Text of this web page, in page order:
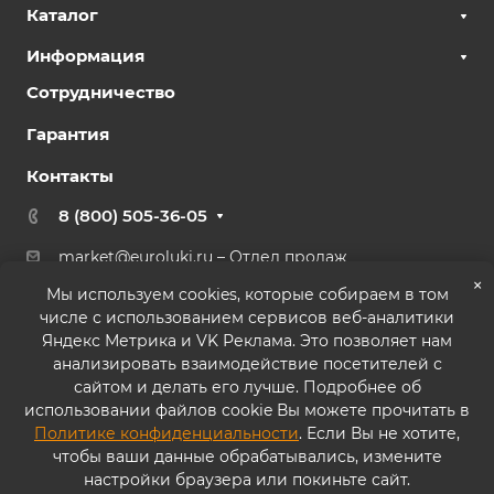
Каталог
Информация
Сотрудничество
Гарантия
Контакты
8 (800) 505-36-05
market@euroluki.ru – Отдел продаж
г. Москва, ул. Генерала Белова, 43 к2, офис 27
© 2026 ООО «ППК «Практика». Все права защищены
Согласие на обработку персональных данных
×
Мы используем cookies, которые собираем в том
числе с использованием сервисов веб-аналитики
Яндекс Метрика и VK Реклама. Это позволяет нам
анализировать взаимодействие посетителей с
сайтом и делать его лучше. Подробнее об
использовании файлов cookie Вы можете прочитать в
Политике конфиденциальности. Если Вы не хотите,
чтобы ваши данные обрабатывались, измените
настройки браузера или покиньте сайт.